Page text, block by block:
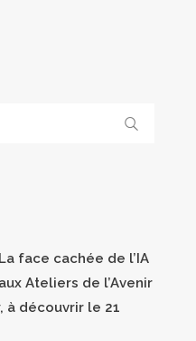
face cachée de l’IA
Ateliers de l’Avenir
à découvrir le 21